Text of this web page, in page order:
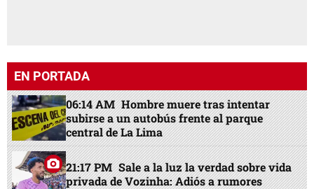
EN PORTADA
06:14 AM Hombre muere tras intentar
subirse a un autobús frente al parque
central de La Lima
21:17 PM Sale a la luz la verdad sobre vida
privada de Vozinha: Adiós a rumores